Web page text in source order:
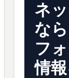
ネ
なら
フ
情